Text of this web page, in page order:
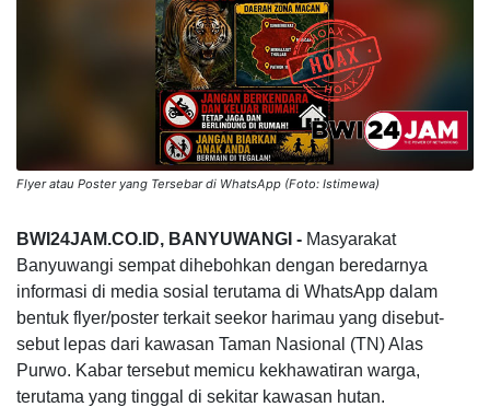
Flyer atau Poster yang Tersebar di WhatsApp (Foto: Istimewa)
BWI24JAM.CO.ID, BANYUWANGI - Masyarakat
Banyuwangi sempat dihebohkan dengan beredarnya
informasi di media sosial terutama di WhatsApp dalam
bentuk flyer/poster terkait seekor harimau yang disebut-
sebut lepas dari kawasan Taman Nasional (TN) Alas
Purwo. Kabar tersebut memicu kekhawatiran warga,
terutama yang tinggal di sekitar kawasan hutan.